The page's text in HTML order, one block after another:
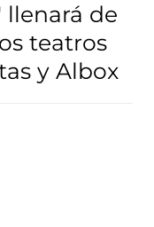
llenará de
teatros
y Albox